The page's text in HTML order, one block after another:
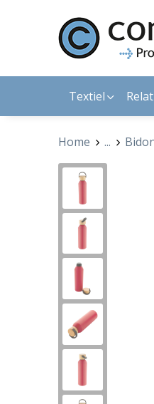
Textiel
Home ...